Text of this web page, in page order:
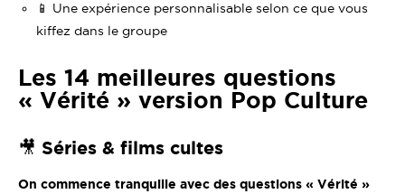
📱 Une expérience personnalisable selon ce que vous
kiffez dans le groupe
Les 14 meilleures questions
« Vérité » version Pop Culture
🎥 Séries & films cultes
On commence tranquille avec des questions « Vérité »